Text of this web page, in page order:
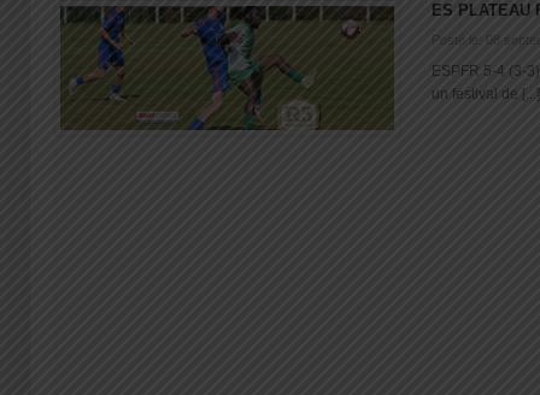
ES PLATEAU
Posté le: 08
ESPFR 5-4 (3-
un festival de [...]